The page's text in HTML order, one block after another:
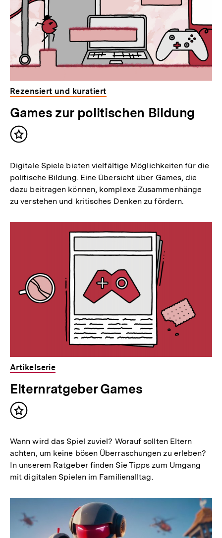
Rezensiert und kuratiert
Games zur politischen Bildung
Inhalt
Digitale Spiele bieten vielfältige Möglichkeiten für die
politische Bildung. Eine Übersicht über Games, die
dazu beitragen können, komplexe Zusammenhänge
zu verstehen und kritisches Denken zu fördern.
Artikelserie
Elternratgeber Games
Inhalt
Wann wird das Spiel zuviel? Worauf sollten Eltern
achten, um keine bösen Überraschungen zu erleben?
In unserem Ratgeber finden Sie Tipps zum Umgang
mit digitalen Spielen im Familienalltag.